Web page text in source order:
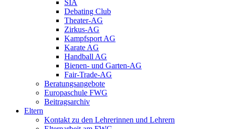
SIA
Debating Club
Theater-AG
Zirkus-AG
Kampfsport AG
Karate AG
Handball AG
Bienen- und Garten-AG
Fair-Trade-AG
Beratungsangebote
Europaschule FWG
Beitragsarchiv
Eltern
Kontakt zu den Lehrerinnen und Lehrern